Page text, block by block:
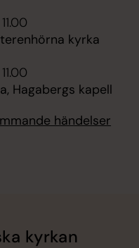
kyrka
Hagabergs kapell
händelser
kyrkan